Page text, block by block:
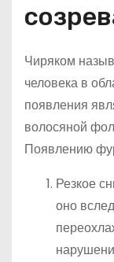
Чиряком
человека в
появления
волосяной
Появлению
Резкое
оно